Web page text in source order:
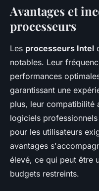
Avantages et
processeurs
Les processeurs Intel
notables. Leur
performances
garantissant une
plus, leur compatibilité
logiciels
pour les utilisateurs
avantages
élevé, ce qui peut être
budgets restreints.